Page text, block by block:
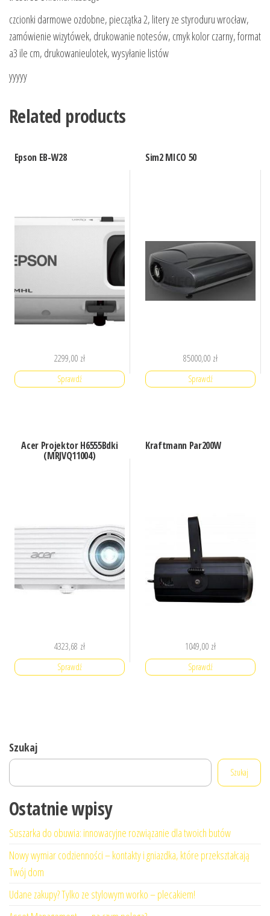
czcionki darmowe ozdobne, pieczątka 2, litery ze styroduru wrocław,
zamówienie wizytówek, drukowanie notesów, cmyk kolor czarny, format
a3 ile cm, drukowanieulotek, wysyłanie listów
yyyyy
Related products
Epson EB-W28
2299,00 zł
Sprawdź
Sim2 MICO 50
85000,00 zł
Sprawdź
Acer Projektor H6555Bdki
(MRJVQ11004)
4323,68 zł
Sprawdź
Kraftmann Par200W
1049,00 zł
Sprawdź
Szukaj
Szukaj
Ostatnie wpisy
Suszarka do obuwia: innowacyjne rozwiązanie dla twoich butów
Nowy wymiar codzienności – kontakty i gniazdka, które przekształcają
Twój dom
Udane zakupy? Tylko ze stylowym worko – plecakiem!